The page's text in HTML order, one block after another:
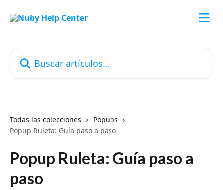
Todas las colecciones
Popups
Popup Ruleta: Guía paso a paso
Popup Ruleta: Guía paso a
paso